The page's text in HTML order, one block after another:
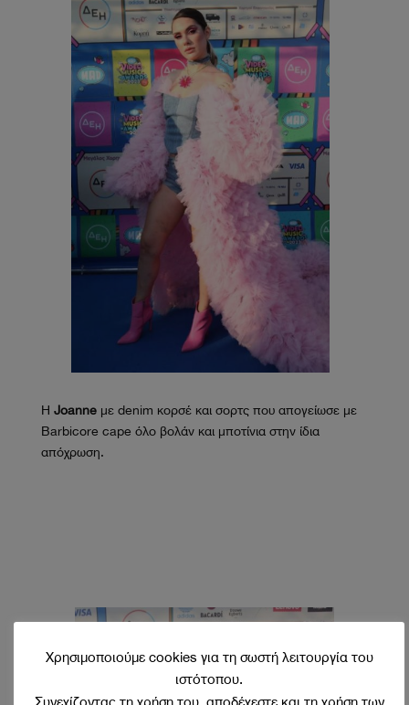
Η Joanneμε denim κορσέ και σορτς που απογείωσε με
Barbicore cape όλο βολάν και μποτίνια στην ίδια
απόχρωση.
Χρησιμοποιούμε cookies για τη σωστή λειτουργία του
ιστότοπου.
Συνεχίζοντας τη χρήση του, αποδέχεστε και τη χρήση των